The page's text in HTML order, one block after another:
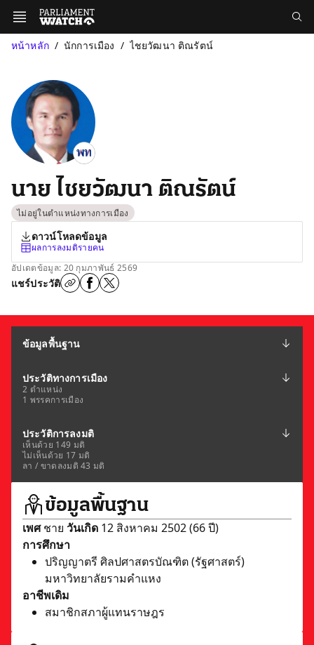
หน้าหลัก นักการเมือง ไชยวัฒนา ติณรัตน์
นาย ไชยวัฒนา ติณรัตน์
ไม่อยู่ในตำแหน่งทางการเมือง
ดาวน์โหลดข้อมูล
ผลการลงมติรายคน
อัปเดตข้อมูล: 20 กุมภาพันธ์ 2569
แชร์ประวัติ
ข้อมูลพื้นฐาน
ประวัติทางการเมือง
2 ตำแหน่ง
1 พรรคการเมือง
ประวัติการลงมติ
เห็นด้วย 149 มติ
ไม่เห็นด้วย 17 มติ
ลา / ขาดลงมติ 43 มติ
ข้อมูลพื้นฐาน
เพศชาย วันเกิด 12 สิงหาคม 2502 (66 ปี)
การศึกษา
ปริญญาตรี ศิลปศาสตรบัณฑิต (รัฐศาสตร์)
มหาวิทยาลัยรามคำแหง
อาชีพเดิม
สมาชิกสภาผู้แทนราษฎร